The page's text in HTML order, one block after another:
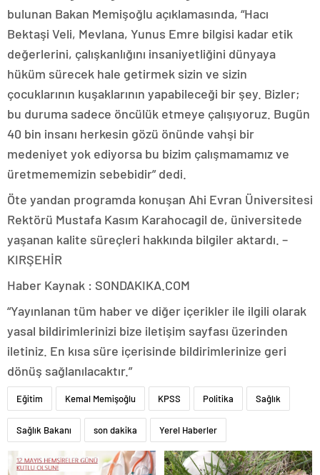
bulunan Bakan Memişoğlu açıklamasında, “Hacı
Bektaşi Veli, Mevlana, Yunus Emre bilgisi kadar etik
değerlerini, çalışkanlığını insaniyetliğini dünyaya
hüküm sürecek hale getirmek sizin ve sizin
çocuklarının kuşaklarının yapabileceği bir şey. Bizler;
bu duruma sadece öncülük etmeye çalışıyoruz. Bugün
40 bin insanı herkesin gözü önünde vahşi bir
medeniyet yok ediyorsa bu bizim çalışmamamız ve
üretmememizin sebebidir” dedi.
Öte yandan programda konuşan Ahi Evran Üniversitesi
Rektörü Mustafa Kasım Karahocagil de, üniversitede
yaşanan kalite süreçleri hakkında bilgiler aktardı. –
KIRŞEHİR
Haber Kaynak : SONDAKIKA.COM
“Yayınlanan tüm haber ve diğer içerikler ile ilgili olarak
yasal bildirimlerinizi bize iletişim sayfası üzerinden
iletiniz. En kısa süre içerisinde bildirimlerinize geri
dönüş sağlanılacaktır.”
Eğitim Kemal Memişoğlu KPSS Politika Sağlık
Sağlık Bakanı son dakika Yerel Haberler